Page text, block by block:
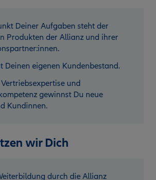
Deiner Aufgaben steht der
Produkten der Allianz und ihrer
Deinen eigenen Kundenbestand.
und
gewinnst Du neue
Kundinnen.
wir Dich
durch die Allianz